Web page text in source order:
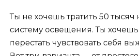
Ты не хочешь тратить 50 тысяч
систему освещения. Ты хочешь
перестать чувствовать себя